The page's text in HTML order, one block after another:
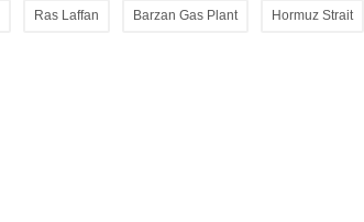
Ras Laffan Barzan Gas Plant Hormuz Strait